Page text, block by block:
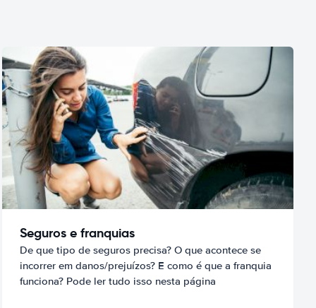
Seguros e franquias
De que tipo de seguros precisa? O que acontece se
incorrer em danos/prejuízos? E como é que a franquia
funciona? Pode ler tudo isso nesta página